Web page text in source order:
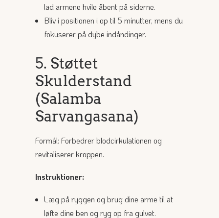
lad armene hvile åbent på siderne.
Bliv i positionen i op til 5 minutter, mens du
fokuserer på dybe indåndinger.
5. Støttet
Skulderstand
(Salamba
Sarvangasana)
Formål: Forbedrer blodcirkulationen og
revitaliserer kroppen.
Instruktioner:
Læg på ryggen og brug dine arme til at
løfte dine ben og ryg op fra gulvet.